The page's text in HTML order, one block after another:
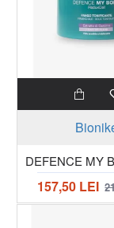
157,50 LEI